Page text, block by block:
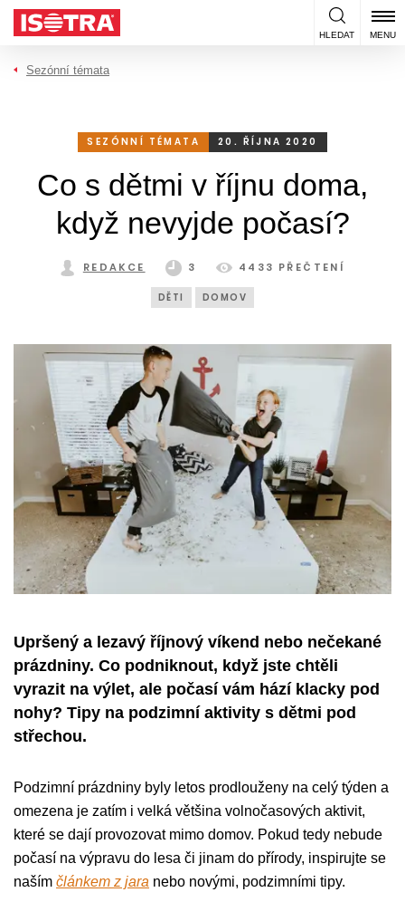
Přeskočit na obsah
HLEDAT MENU
Sezónní témata
SEZÓNNÍ TÉMATA 20. ŘÍJNA 2020
Co s dětmi v říjnu doma,
když nevyjde počasí?
REDAKCE 3 4433 PŘEČTENÍ
DĚTI DOMOV
Upršený a lezavý říjnový víkend nebo nečekané
prázdniny. Co podniknout, když jste chtěli
vyrazit na výlet, ale počasí vám hází klacky pod
nohy? Tipy na podzimní aktivity s dětmi pod
střechou.
Podzimní prázdniny byly letos prodlouženy na celý týden a
omezena je zatím i velká většina volnočasových aktivit,
které se dají provozovat mimo domov. Pokud tedy nebude
počasí na výpravu do lesa či jinam do přírody, inspirujte se
naším článkem z jara nebo novými, podzimními tipy.